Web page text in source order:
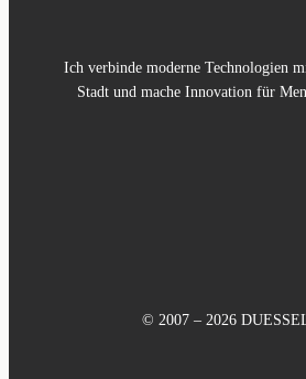
Ich verbinde moderne Technologien
Stadt und mache Innovation für
© 2007 – 2026